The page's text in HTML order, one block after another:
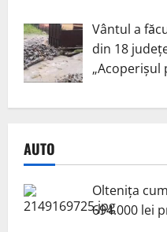
Vântul a
din 18
„Acoperișul
AUTO
Oltenița
694.000 lei